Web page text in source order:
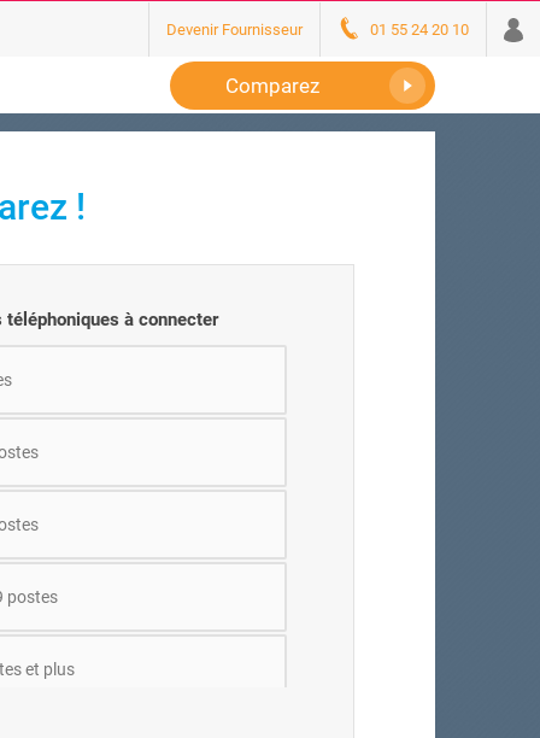
Devenir Fournisseur 01 55 24 20 10
Comparez
!
à connecter
postes
et plus